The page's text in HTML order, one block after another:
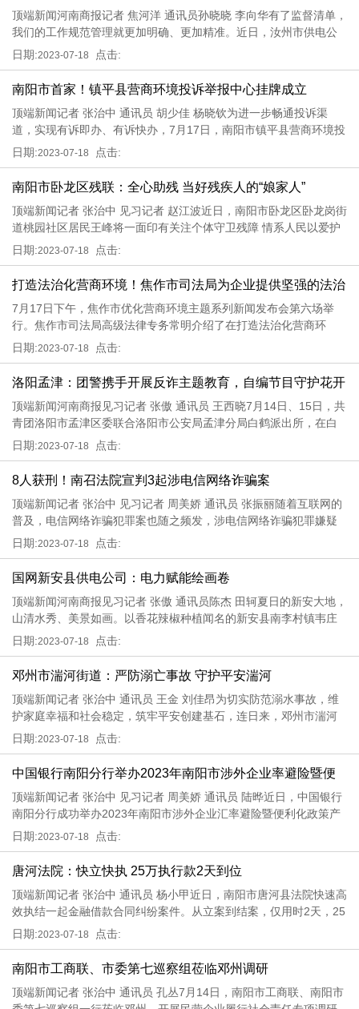
顶端新闻河南商报记者 焦河洋 通讯员孙晓晓 李向华有了监督清单，
我们的工作规范管理就更加明确、更加精准。近日，汝州市供电公
司华辰汝州分公司组织全体人员集中学习平顶山华辰电力集团有限
明确
日期:2023-07-18 点击:
南阳市首家！镇平县营商环境投诉举报中心挂牌成立
顶端新闻记者 张治中 通讯员 胡少佳 杨晓钦为进一步畅通投诉渠
道，实现有诉即办、有诉快办，7月17日，南阳市镇平县营商环境投
诉举报中心挂牌成立。该中心的成立，是镇平县全力推动营商环境
实县委
日期:2023-07-18 点击:
南阳市卧龙区残联：全心助残 当好残疾人的“娘家人”
顶端新闻记者 张治中 见习记者 赵江波近日，南阳市卧龙区卧龙岗街
道桃园社区居民王峰将一面印有关注个体守卫残障 情系人民以爱护
航字样的锦旗赠予南阳市卧龙区残联，以此感谢卧龙区残联给予他
医无
日期:2023-07-18 点击:
打造法治化营商环境！焦作市司法局为企业提供坚强的法治
保障
7月17日下午，焦作市优化营商环境主题系列新闻发布会第六场举
行。焦作市司法局高级法律专务常明介绍了在打造法治化营商环
境，法律服务为企业提供坚强的法治保障相关举措。据介绍，该局
略合作协议
日期:2023-07-18 点击:
洛阳孟津：团警携手开展反诈主题教育，自编节目守护花开
顶端新闻河南商报见习记者 张傲 通讯员 王西晓7月14日、15日，共
青团洛阳市孟津区委联合洛阳市公安局孟津分局白鹤派出所，在白
鹤镇西霞院村、宁嘴村，举办团心聚力 共护花开反诈主题自护教育
和能
日期:2023-07-18 点击:
8人获刑！南召法院宣判3起涉电信网络诈骗案
顶端新闻记者 张治中 见习记者 周美娇 通讯员 张振丽随着互联网的
普及，电信网络诈骗犯罪案也随之频发，涉电信网络诈骗犯罪嫌疑
人，往往因心存侥幸，妄想不劳而获牟取暴利，而最终被法律制
件，8
日期:2023-07-18 点击:
国网新安县供电公司：电力赋能绘画卷
顶端新闻河南商报见习记者 张傲 通讯员陈杰 田轲夏日的新安大地，
山清水秀、美景如画。以香花辣椒种植闻名的新安县南李村镇韦庄
村，乡村街道干净整洁、农家小院错落有致、电网保障坚强有力、
展现
日期:2023-07-18 点击:
邓州市湍河街道：严防溺亡事故 守护平安湍河
顶端新闻记者 张治中 通讯员 王金 刘佳昂为切实防范溺水事故，维
护家庭幸福和社会稳定，筑牢平安创建基石，连日来，邓州市湍河
街道多措并举深入开展防溺水工作，确保公众生命安全，将防溺水
每周举
日期:2023-07-18 点击:
中国银行南阳分行举办2023年南阳市涉外企业率避险暨便
利化政策产品宣讲会（西峡站）活动
顶端新闻记者 张治中 见习记者 周美娇 通讯员 陆晔近日，中国银行
南阳分行成功举办2023年南阳市涉外企业汇率避险暨便利化政策产
品宣讲会（西峡站）活动，邀请80多家西峡涉外企业参加。西峡县
被命
日期:2023-07-18 点击:
唐河法院：快立快执 25万执行款2天到位
顶端新闻记者 张治中 通讯员 杨小甲近日，南阳市唐河县法院快速高
效执结一起金融借款合同纠纷案件。从立案到结案，仅用时2天，25
万余元执行款执行到位，依法保障胜诉当事人及时实现权益。唐河
案，唐
日期:2023-07-18 点击:
南阳市工商联、市委第七巡察组莅临邓州调研
顶端新闻记者 张治中 通讯员 孔丛7月14日，南阳市工商联、南阳市